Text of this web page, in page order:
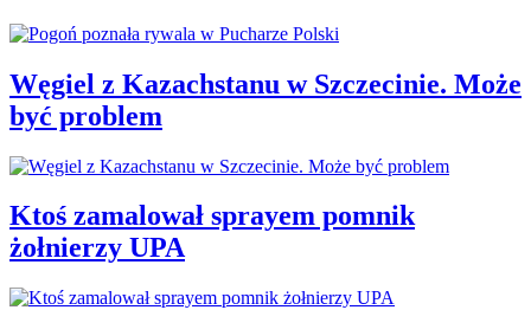
Węgiel z Kazachstanu w Szczecinie. Może
być problem
Ktoś zamalował sprayem pomnik
żołnierzy UPA